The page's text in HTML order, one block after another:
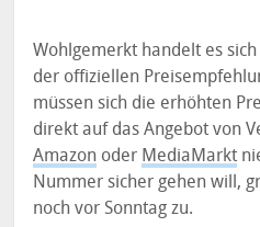
Wohlgemerkt handelt es
der offiziellen
müssen sich die erhöhten
direkt auf das Angebot von
Amazon oder MediaMarkt
Nummer sicher gehen will,
noch vor Sonntag zu.